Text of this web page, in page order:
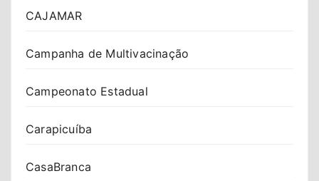
CAJAMAR
Campanha de Multivacinação
Campeonato Estadual
Carapicuíba
CasaBranca